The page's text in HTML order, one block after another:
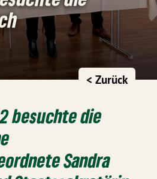
< Zurück
besuchte die
Sandra